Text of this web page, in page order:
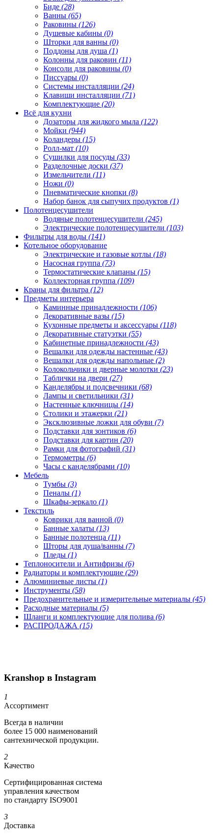
Биде (28)
Ванны (65)
Раковины (126)
Душевые кабины (0)
Шторки для ванны (0)
Поддоны для душа (1)
Колонны для раковин (11)
Консоли для раковины (0)
Писсуары (0)
Системы инсталляции (24)
Клавиши инсталляции (71)
Комплектующие (20)
Всё для кухни
Дозаторы для жидкого мыла (122)
Мойки (944)
Коландеры (15)
Ролл-мат (10)
Сушилки для посуды (33)
Разделочные доски (37)
Измельчители (11)
Ножи (0)
Пневматические кнопки (8)
Набор банок для сыпучих продуктов (1)
Полотенцесушители
Водяные полотенцесушители (245)
Электрические полотенцесушители (103)
Фильтры для воды (141)
Котельное оборудование
Электрические и газовые котлы (18)
Насосная группа (73)
Термостатические клапаны (15)
Коллекторная группа (109)
Краны для фильтра (12)
Предметы интерьера
Каминные принадлежности (106)
Декоративные вазы (15)
Кухонные предметы и аксессуары (118)
Декоративные статуэтки (55)
Кабинетные принадлежности (43)
Вешалки для одежды настенные (43)
Вешалки для одежды напольные (2)
Колокольчики и дверные молотки (23)
Таблички на двери (27)
Канделябры и подсвечники (68)
Лампы и светильники (31)
Настенные ключницы (14)
Столики и этажерки (21)
Эксклюзивные ложки для обуви (7)
Подставки для зонтиков (6)
Подставки для картин (20)
Рамки для фотографий (31)
Термометры (6)
Часы с канделябрами (10)
Мебель
Тумбы (3)
Пеналы (1)
Шкафы-зеркало (1)
Текстиль
Коврики для ванной (0)
Банные халаты (13)
Банные полотенца (11)
Шторы для душа/ванны (7)
Пледы (1)
Теплоносители и Антифризы (6)
Радиаторы и комплектующие (29)
Алюминиевые листы (1)
Инструменты (58)
Предохранительные и измерительные материалы (45)
Расходные материалы (5)
Шланги и комплектующие для полива (6)
РАСПРОДАЖА (15)
Kranshop в Instagram
1
Ассортимент
Всегда в наличии
более 15 000 наименований
сантехнической продукции.
2
Качество
Сертифициро­ванная система
управления качеством
по стандарту ISO9001
3
Доставка